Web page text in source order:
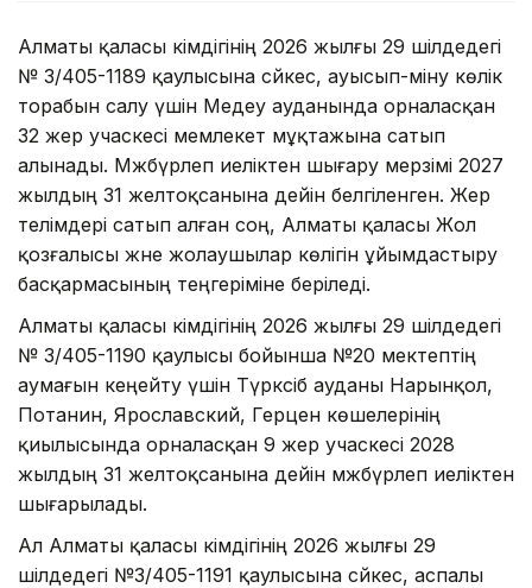
Алматы қаласы әкімдігінің 2026 жылғы 29 шілдедегі
№ 3/405-1189 қаулысына сәйкес, ауысып-міну көлік
торабын салу үшін Медеу ауданында орналасқан
32 жер учаскесі мемлекет мұқтажына сатып
алынады. Мәжбүрлеп иеліктен шығару мерзімі 2027
жылдың 31 желтоқсанына дейін белгіленген. Жер
телімдері сатып алған соң, Алматы қаласы Жол
қозғалысы және жолаушылар көлігін ұйымдастыру
басқармасының теңгеріміне беріледі.
Алматы қаласы әкімдігінің 2026 жылғы 29 шілдедегі
№ 3/405-1190 қаулысы бойынша №20 мектептің
аумағын кеңейту үшін Түрксіб ауданы Нарынқол,
Потанин, Ярославский, Герцен көшелерінің
қиылысында орналасқан 9 жер учаскесі 2028
жылдың 31 желтоқсанына дейін мәжбүрлеп иеліктен
шығарылады.
Ал Алматы қаласы әкімдігінің 2026 жылғы 29
шілдедегі №3/405-1191 қаулысына сәйкес, аспалы